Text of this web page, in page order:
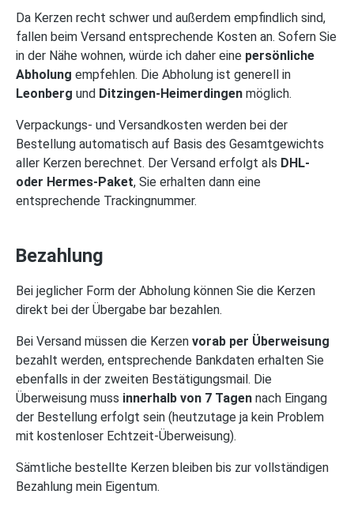
Da Kerzen recht schwer und außerdem empfindlich sind,
fallen beim Versand entsprechende Kosten an. Sofern Sie
in der Nähe wohnen, würde ich daher eine persönliche
Abholung empfehlen. Die Abholung ist generell in
Leonberg und Ditzingen-Heimerdingen möglich.
Verpackungs- und Versandkosten werden bei der
Bestellung automatisch auf Basis des Gesamtgewichts
aller Kerzen berechnet. Der Versand erfolgt als DHL-
oder Hermes-Paket, Sie erhalten dann eine
entsprechende Trackingnummer.
Bezahlung
Bei jeglicher Form der Abholung können Sie die Kerzen
direkt bei der Übergabe bar bezahlen.
Bei Versand müssen die Kerzen vorab per Überweisung
bezahlt werden, entsprechende Bankdaten erhalten Sie
ebenfalls in der zweiten Bestätigungsmail. Die
Überweisung muss innerhalb von 7 Tagen nach Eingang
der Bestellung erfolgt sein (heutzutage ja kein Problem
mit kostenloser Echtzeit-Überweisung).
Sämtliche bestellte Kerzen bleiben bis zur vollständigen
Bezahlung mein Eigentum.